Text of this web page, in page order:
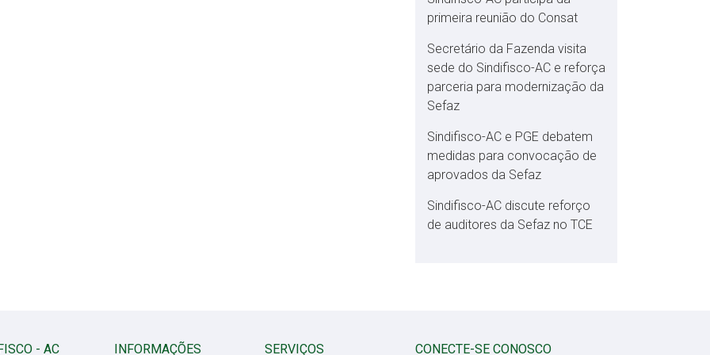
primeira reunião do Consat
Secretário da Fazenda visita
sede do Sindifisco-AC e reforça
parceria para modernização da
Sefaz
Sindifisco-AC e PGE debatem
medidas para convocação de
aprovados da Sefaz
Sindifisco-AC discute reforço
de auditores da Sefaz no TCE
- AC INFORMAÇÕES SERVIÇOS CONECTE-SE CONOSCO